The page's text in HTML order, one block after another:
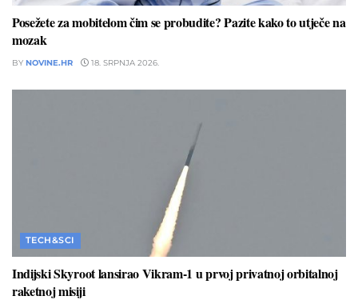
Posežete za mobitelom čim se probudite? Pazite kako to utječe na
mozak
BY NOVINE.HR 18. SRPNJA 2026.
TECH&SCI
Indijski Skyroot lansirao Vikram-1 u prvoj privatnoj orbitalnoj
raketnoj misiji